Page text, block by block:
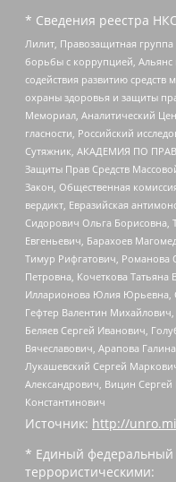
* Сведения реестра
Лилит, Правозащитная
борьбы с коррупцией,
содействия развитию
охраны здоровья и защиты
Мемориал, Аналитический
гласности, Российский
Сутяжник, АКАДЕМИЯ ПО
Защиты Прав Средств
Закон, Общественная
вердикт, Евразийская
Сидорович Ольга Борисовна,
Евгеньевич, Барахоев
Тимур Рифгатович, Романова
Петровна, Кочеткова
Илларионова Юлия Юрьевна,
Гефтер Валентин
Беляев Сергей Иванович,
Вячеславович, Арапова
Лукашевский Сергей
Александрович, Вицин
Константинович
Источник: http://
* Единый федеральный
террористическими: